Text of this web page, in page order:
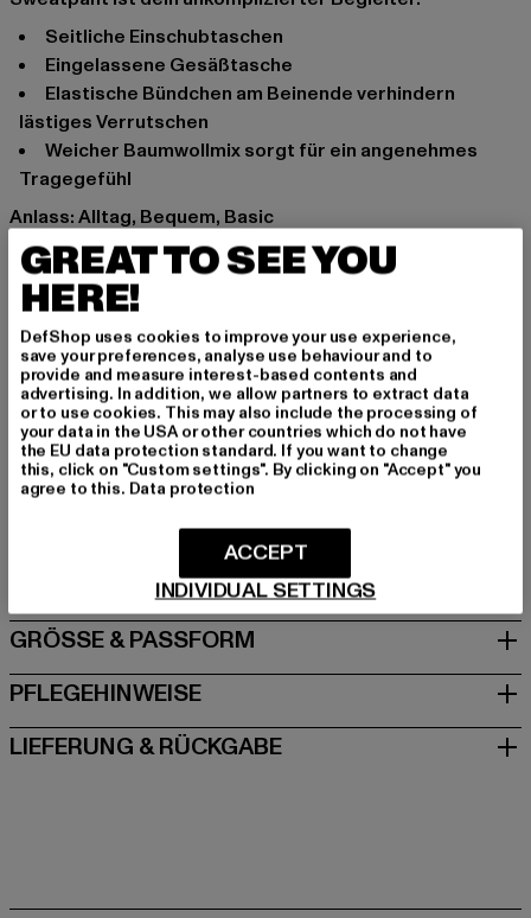
Seitliche Einschubtaschen
Eingelassene Gesäßtasche
Elastische Bündchen am Beinende verhindern
lästiges Verrutschen
Weicher Baumwollmix sorgt für ein angenehmes
Tragegefühl
Anlass: Alltag, Bequem, Basic
Verschlussarten: Kordelzug
Marke: Karl Kani
Kat.: Trousers - Sweat
Farbe: braun
Hersteller Farbe: ocher
Materialzusammensetzung: 80% Baumwolle, 20%
Polyester
Art.Nr: 6006729-03137
Hersteller: Urban Styles Agency GmbH & Co. KG |
agentur@urbanstylesagency.com
Schanzenstraße 41 | 51063 Köln | DE
GRÖSSE & PASSFORM
PFLEGEHINWEISE
LIEFERUNG & RÜCKGABE
GREAT TO SEE YOU
HERE!
DefShop uses cookies to improve your use experience,
save your preferences, analyse use behaviour and to
provide and measure interest-based contents and
advertising. In addition, we allow partners to extract data
or to use cookies. This may also include the processing of
your data in the USA or other countries which do not have
the EU data protection standard. If you want to change
this, click on "Custom settings". By clicking on "Accept" you
agree to this. Data protection
INDIVIDUAL SETTINGS
ACCEPT